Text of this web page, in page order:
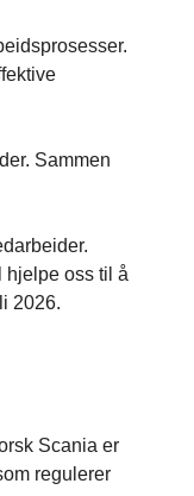
Sammen
hjelpe oss til å
2026.
Scania er
regulerer